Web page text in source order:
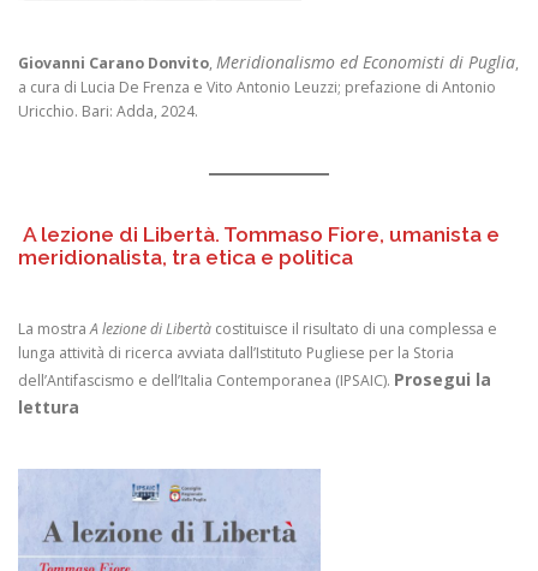
Giovanni Carano Donvito, Meridionalismo ed Economisti di Puglia,
a cura di Lucia De Frenza e Vito Antonio Leuzzi; prefazione di Antonio
Uricchio. Bari: Adda, 2024.
A lezione di Libertà. Tommaso Fiore, umanista e
meridionalista, tra etica e politica
La mostraA lezione di Libertà costituisce il risultato di una complessa e
lunga attività di ricerca avviata dall’Istituto Pugliese per la Storia
dell’Antifascismo e dell’Italia Contemporanea (IPSAIC). Prosegui la
lettura